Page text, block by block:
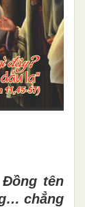
tên
chẳng